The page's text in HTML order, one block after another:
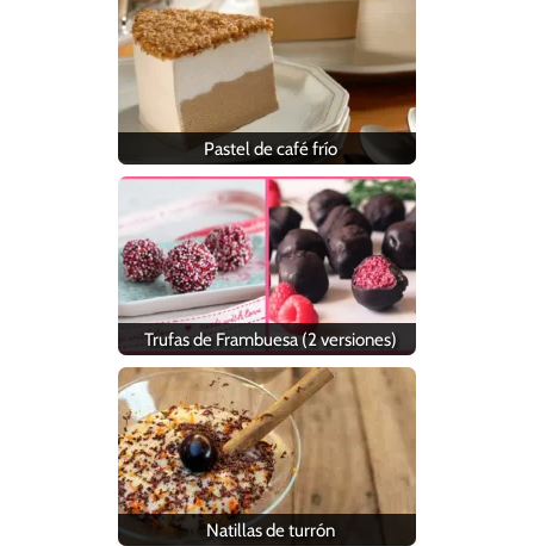
Pastel de café frío
Trufas de Frambuesa (2 versiones)
Natillas de turrón